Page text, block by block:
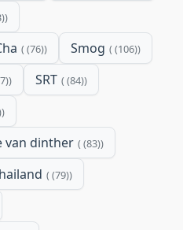
(76) Smog (106)
SRT (84)
van dinther (83)
(79)